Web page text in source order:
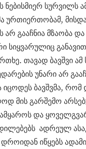
სურვილს
ურთიერთობამ,
გააჩნია მზაობა
სიყვარულიც
თავად ბავშვი
უნარი არ
ბავშვმა, რომ
მის გარშემო
და
ადრეულ
იწყებს